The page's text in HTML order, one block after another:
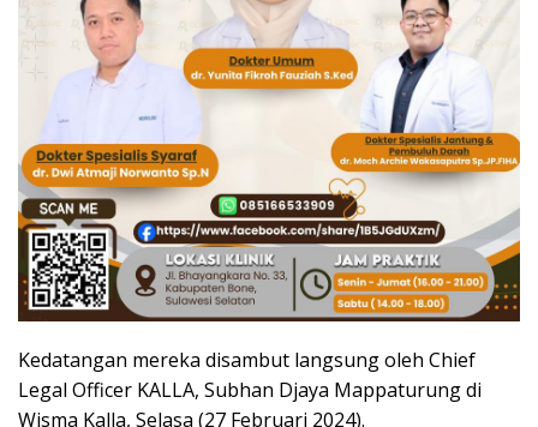
Kedatangan mereka disambut langsung oleh Chief
Legal Officer KALLA, Subhan Djaya Mappaturung di
Wisma Kalla, Selasa (27 Februari 2024).